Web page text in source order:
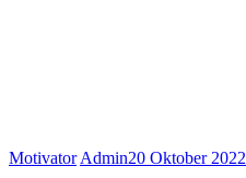
Motivator Admin20 Oktober 2022